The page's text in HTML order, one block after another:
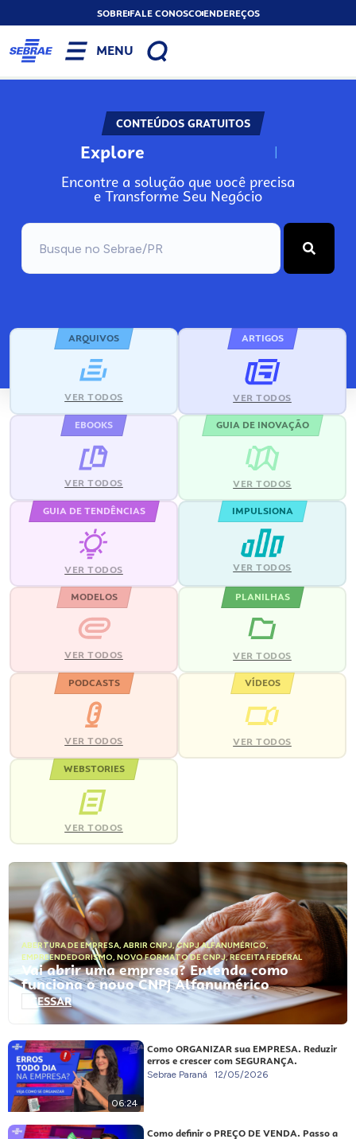
SOBREFALE CONOSCOENDEREÇOS
MENU
CONTEÚDOS GRATUITOS
Explore N
Encontre a solução que você precisa
e Transforme Seu Negócio
ARQUIVOS
VER TODOS
ARTIGOS
VER TODOS
EBOOKS
VER TODOS
GUIA DE INOVAÇÃO
VER TODOS
GUIA DE TENDÊNCIAS
VER TODOS
IMPULSIONA
VER TODOS
MODELOS
VER TODOS
PLANILHAS
VER TODOS
PODCASTS
VER TODOS
VÍDEOS
VER TODOS
WEBSTORIES
VER TODOS
ABERTURA DE EMPRESA, ABRIR CNPJ,CNPJ ALFANUMÉRICO,
EMPREENDEDORISMO, NOVO FORMATO DE CNPJ,RECEITA FEDERAL
Vai abrir uma empresa? Entenda como
funciona o novo CNPJ Alfanumérico
ACESSAR
06:24
Como ORGANIZAR sua EMPRESA. Reduzir
erros e crescer com SEGURANÇA.
Sebrae Paraná 12/05/2026
Como definir o PREÇO DE VENDA. Passo a